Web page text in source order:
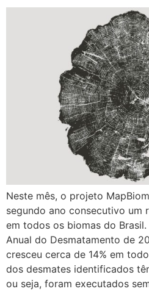
Neste mês, o projeto
segundo ano consecutivo um
em todos os biomas do
Anual do Desmatamento de
cresceu cerca de 14% em
dos desmates identificados
ou seja, foram executados